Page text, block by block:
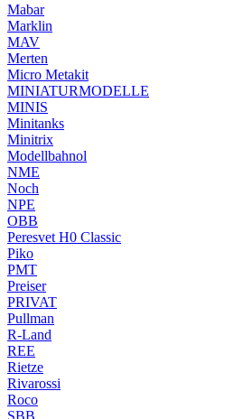
Mabar
Marklin
MAV
Merten
Micro Metakit
MINIATURMODELLE
MINIS
Minitanks
Minitrix
Modellbahnol
NME
Noch
NPE
OBB
Peresvet H0 Classic
Piko
PMT
Preiser
PRIVAT
Pullman
R-Land
REE
Rietze
Rivarossi
Roco